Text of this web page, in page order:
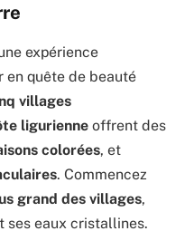
expérience
en quête de beauté
villages
ligurienne offrent des
colorées, et
. Commencez
grand des villages,
ses eaux cristallines.